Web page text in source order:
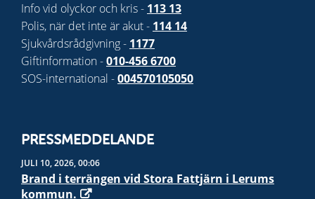
Info vid olyckor och kris - 113 13
Polis, när det inte är akut - 114 14
Sjukvårdsrådgivning - 1177
Giftinformation -010-456 6700
SOS-international -004570105050
PRESSMEDDELANDE
JULI 10, 2026, 00:06
Brand i terrängen vid Stora Fattjärn i Lerums
kommun.